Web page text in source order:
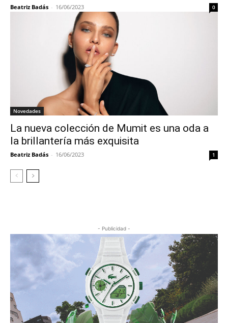
Beatriz Badás - 16/06/2023 0
Novedades
La nueva colección de Mumit es una oda a
la brillantería más exquisita
Beatriz Badás - 16/06/2023 1
- Publicidad -